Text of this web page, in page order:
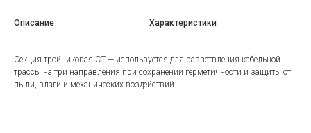
Описание Характеристики
Секция тройниковая СТ — используется для разветвления кабельной
трассы на три направления при сохранении герметичности и защиты от
пыли, влаги и механических воздействий.